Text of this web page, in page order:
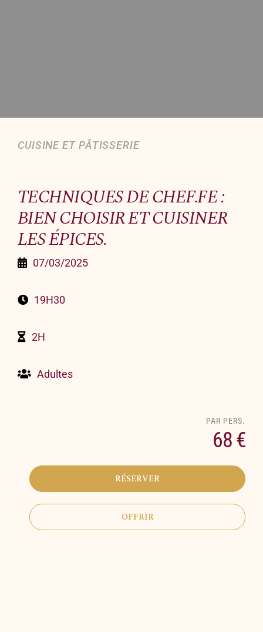
CUISINE ET PÂTISSERIE
TECHNIQUES DE CHEF.FE :
BIEN CHOISIR ET CUISINER
LES ÉPICES.
07/03/2025
19H30
2H
Adultes
68 €
RÉSERVER
OFFRIR